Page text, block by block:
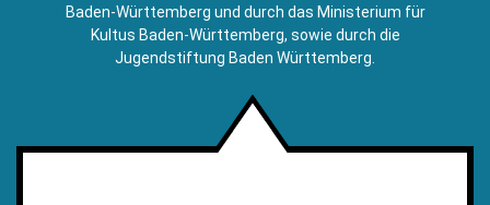
Baden-Württemberg und durch das Ministerium für
Kultus Baden-Württemberg, sowie durch die
Jugendstiftung Baden Württemberg.